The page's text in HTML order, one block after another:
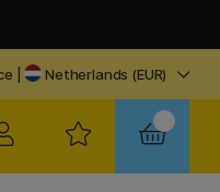
| Netherlands (EUR)